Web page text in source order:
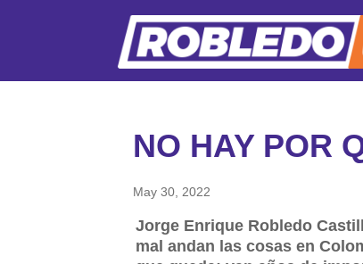
NO HAY POR
May 30, 2022
Jorge Enrique Robledo
mal andan las cosas en